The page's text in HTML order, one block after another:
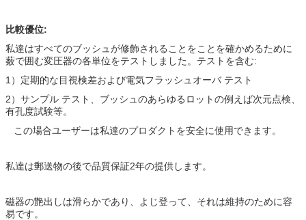
比較優位:
私達はすべてのブッシュが修飾されることをことを確かめるために
薮で囲む変圧器の各単位をテストしました 。テストを含む:
1）定期的な目視検差および電気フラッシュオーバ テスト
2） サンプル テスト、ブッシュのあらゆるロットの例えば次元点検、
有孔度試験等。
この場合ユーザーは私達のプロダクトを安全に使用できます。
私達は郵送物の後で品質保証2年の提供します。
磁器の艶出しは滑らかであり、よじ登って、それは維持のために容
易です。